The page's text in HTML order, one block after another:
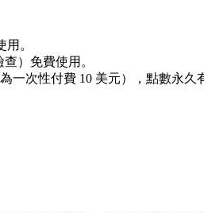
。
）免費使用。
一次性付費 10 美元），點數永久